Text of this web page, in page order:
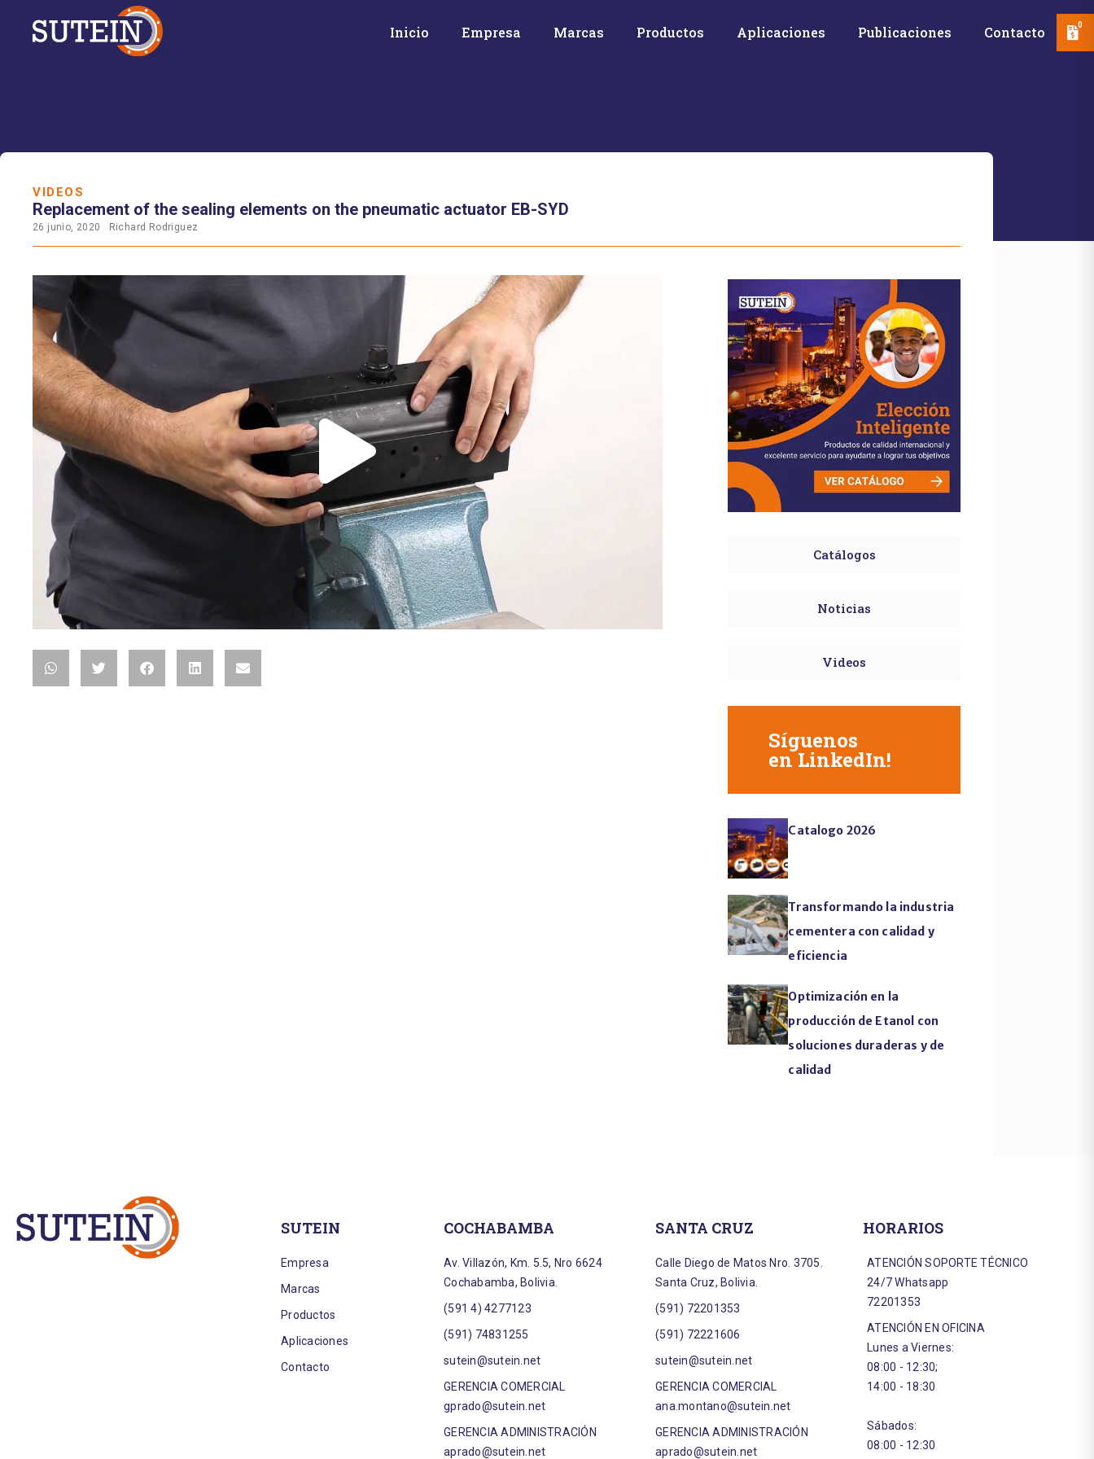
Inicio Empresa Marcas Productos Aplicaciones Publicaciones Contacto 0
VIDEOS
Replacement of the sealing elements on the pneumatic actuator EB-SYD
26 junio, 2020 Richard Rodriguez
Catálogos
Noticias
Videos
Síguenos
en LinkedIn!
Catalogo 2026
Transformando la industria
cementera con calidad y
eficiencia
Optimización en la
producción de Etanol con
soluciones duraderas y de
calidad
SUTEIN
Empresa
Marcas
Productos
Aplicaciones
Contacto
COCHABAMBA
Av. Villazón, Km. 5.5, Nro 6624
Cochabamba, Bolivia.
(591 4) 4277123
(591) 74831255
sutein@sutein.net
GERENCIA COMERCIAL
gprado@sutein.net
GERENCIA ADMINISTRACIÓN
aprado@sutein.net
SANTA CRUZ
Calle Diego de Matos Nro. 3705.
Santa Cruz, Bolivia.
(591) 72201353
(591) 72221606
sutein@sutein.net
GERENCIA COMERCIAL
ana.montano@sutein.net
GERENCIA ADMINISTRACIÓN
aprado@sutein.net
HORARIOS
ATENCIÓN SOPORTE TÉCNICO
24/7 Whatsapp
72201353
ATENCIÓN EN OFICINA
Lunes a Viernes:
08:00 - 12:30;
14:00 - 18:30
Sábados:
08:00 - 12:30